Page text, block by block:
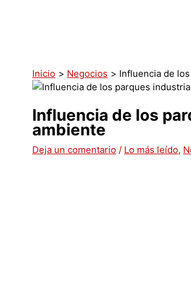
Inicio Negocios Influencia de
Influencia de los
ambiente
Deja un comentario / Lo más leído,